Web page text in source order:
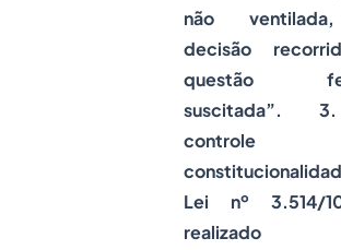
não
decisão
questão
suscitada”.
controle
Lei nº 3.514/
realizado